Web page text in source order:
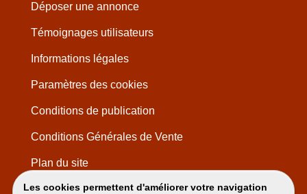
Les cookies permettent d'améliorer votre navigation
Déposer une annonce
Témoignages utilisateurs
Informations légales
Paramètres des cookies
Conditions de publication
Conditions Générales de Vente
Plan du site